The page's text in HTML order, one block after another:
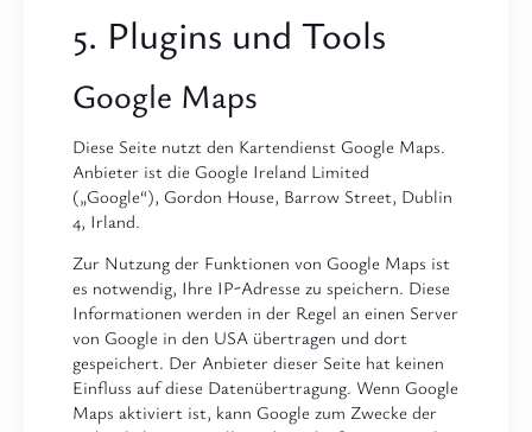
5. Plugins und Tools
Google Maps
Diese Seite nutzt den Kartendienst Google Maps.
Anbieter ist die Google Ireland Limited
(„Google“), Gordon House, Barrow Street, Dublin
4, Irland.
Zur Nutzung der Funktionen von Google Maps ist
es notwendig, Ihre IP-Adresse zu speichern. Diese
Informationen werden in der Regel an einen Server
von Google in den USA übertragen und dort
gespeichert. Der Anbieter dieser Seite hat keinen
Einfluss auf diese Datenübertragung. Wenn Google
Maps aktiviert ist, kann Google zum Zwecke der